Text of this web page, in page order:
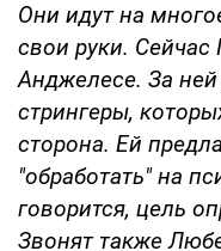
Они идут на
свои руки.
Анджелесе. За
стрингеры,
сторона. Ей
"обработать" на
говорится, цель
Звонят также